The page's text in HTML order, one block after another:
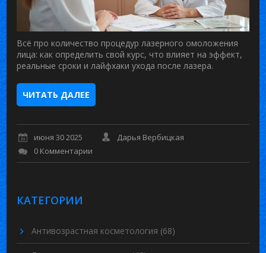
Всё про количество процедур лазерного омоложения
лица: как определить свой курс, что влияет на эффект,
реальные сроки и лайфхаки ухода после лазера.
ЧИТАТЬ ДАЛЕЕ
июня 30 2025
Дарья Вербицкая
0 Комментарии
КАТЕГОРИИ
Антивозрастная косметология (68)